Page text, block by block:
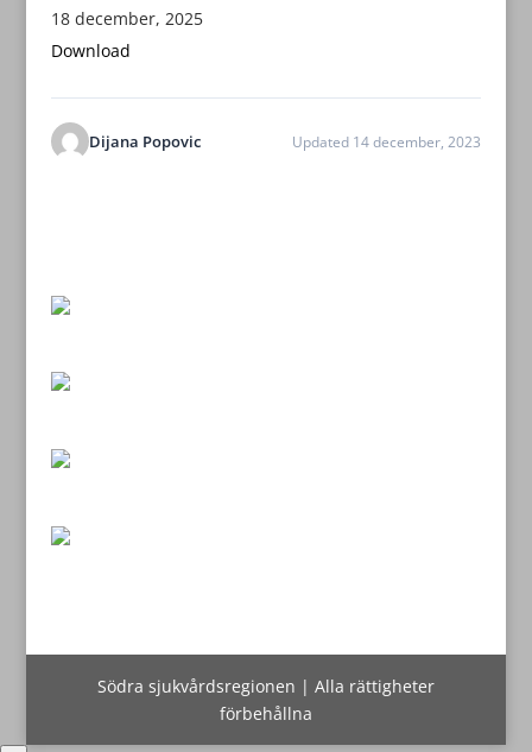
18 december, 2025
Download
Dijana Popovic Updated 14 december, 2023
Södra sjukvårdsregionen | Alla rättigheter
förbehållna